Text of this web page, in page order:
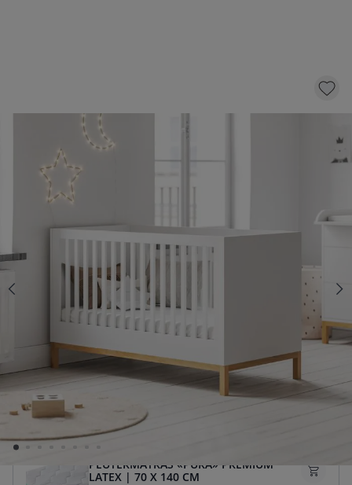
MEEGROEIBED «SOIE» | 140X70 CM | WIT
350,-
Kies een matras met 10 € korting
PEUTERMATRAS «NOVA» PREMIUM
SCHUIM | 70 X 140 CM
99,9589,95
Stevig matras van duurzaam schuim. Voor goede
ondersteuning van de slaaphouding.
PEUTERMATRAS «PURA» PREMIUM
LATEX | 70 X 140 CM